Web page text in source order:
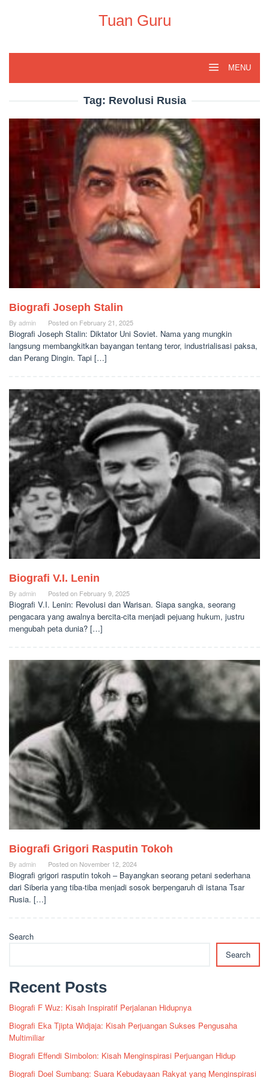
Tuan Guru
MENU
Tag: Revolusi Rusia
Biografi Joseph Stalin
By admin Posted on February 21, 2025
Biografi Joseph Stalin: Diktator Uni Soviet. Nama yang mungkin
langsung membangkitkan bayangan tentang teror, industrialisasi paksa,
dan Perang Dingin. Tapi […]
Biografi V.I. Lenin
By admin Posted on February 9, 2025
Biografi V.I. Lenin: Revolusi dan Warisan. Siapa sangka, seorang
pengacara yang awalnya bercita-cita menjadi pejuang hukum, justru
mengubah peta dunia? […]
Biografi Grigori Rasputin Tokoh
By admin Posted on November 12, 2024
Biografi grigori rasputin tokoh – Bayangkan seorang petani sederhana
dari Siberia yang tiba-tiba menjadi sosok berpengaruh di istana Tsar
Rusia. […]
Search
Search
Recent Posts
Biografi F Wuz: Kisah Inspiratif Perjalanan Hidupnya
Biografi Eka Tjipta Widjaja: Kisah Perjuangan Sukses Pengusaha
Multimiliar
Biografi Effendi Simbolon: Kisah Menginspirasi Perjuangan Hidup
Biografi Doel Sumbang: Suara Kebudayaan Rakyat yang Menginspirasi